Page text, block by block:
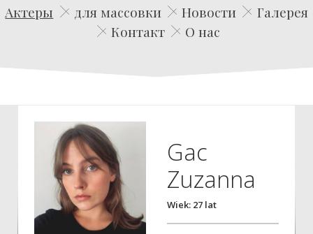
Edwin Film Agencja Aktorska
Актеры для массовки Новости
Галерея
Контакт
О нас
Gac
Zuzanna
Wiek: 27 lat